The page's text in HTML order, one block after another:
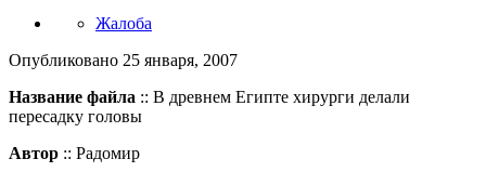
Жалоба
Опубликовано 25 января, 2007
Название файла :: В древнем Египте хирурги делали
пересадку головы
Автор :: Радомир